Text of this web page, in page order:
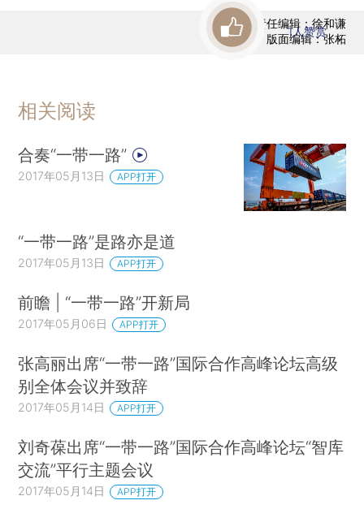
责任编辑：徐和谦
版面编辑：张柘
1人赞赏
相关阅读
合奏“一带一路”
2017年05月13日 APP打开
“一带一路”是路亦是道
2017年05月13日 APP打开
前瞻 | “一带一路”开新局
2017年05月06日 APP打开
张高丽出席“一带一路”国际合作高峰论坛高级
别全体会议并致辞
2017年05月14日 APP打开
刘奇葆出席“一带一路”国际合作高峰论坛“智库
交流”平行主题会议
2017年05月14日 APP打开